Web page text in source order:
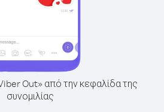
Out» από την κεφαλίδα της
συνομιλίας